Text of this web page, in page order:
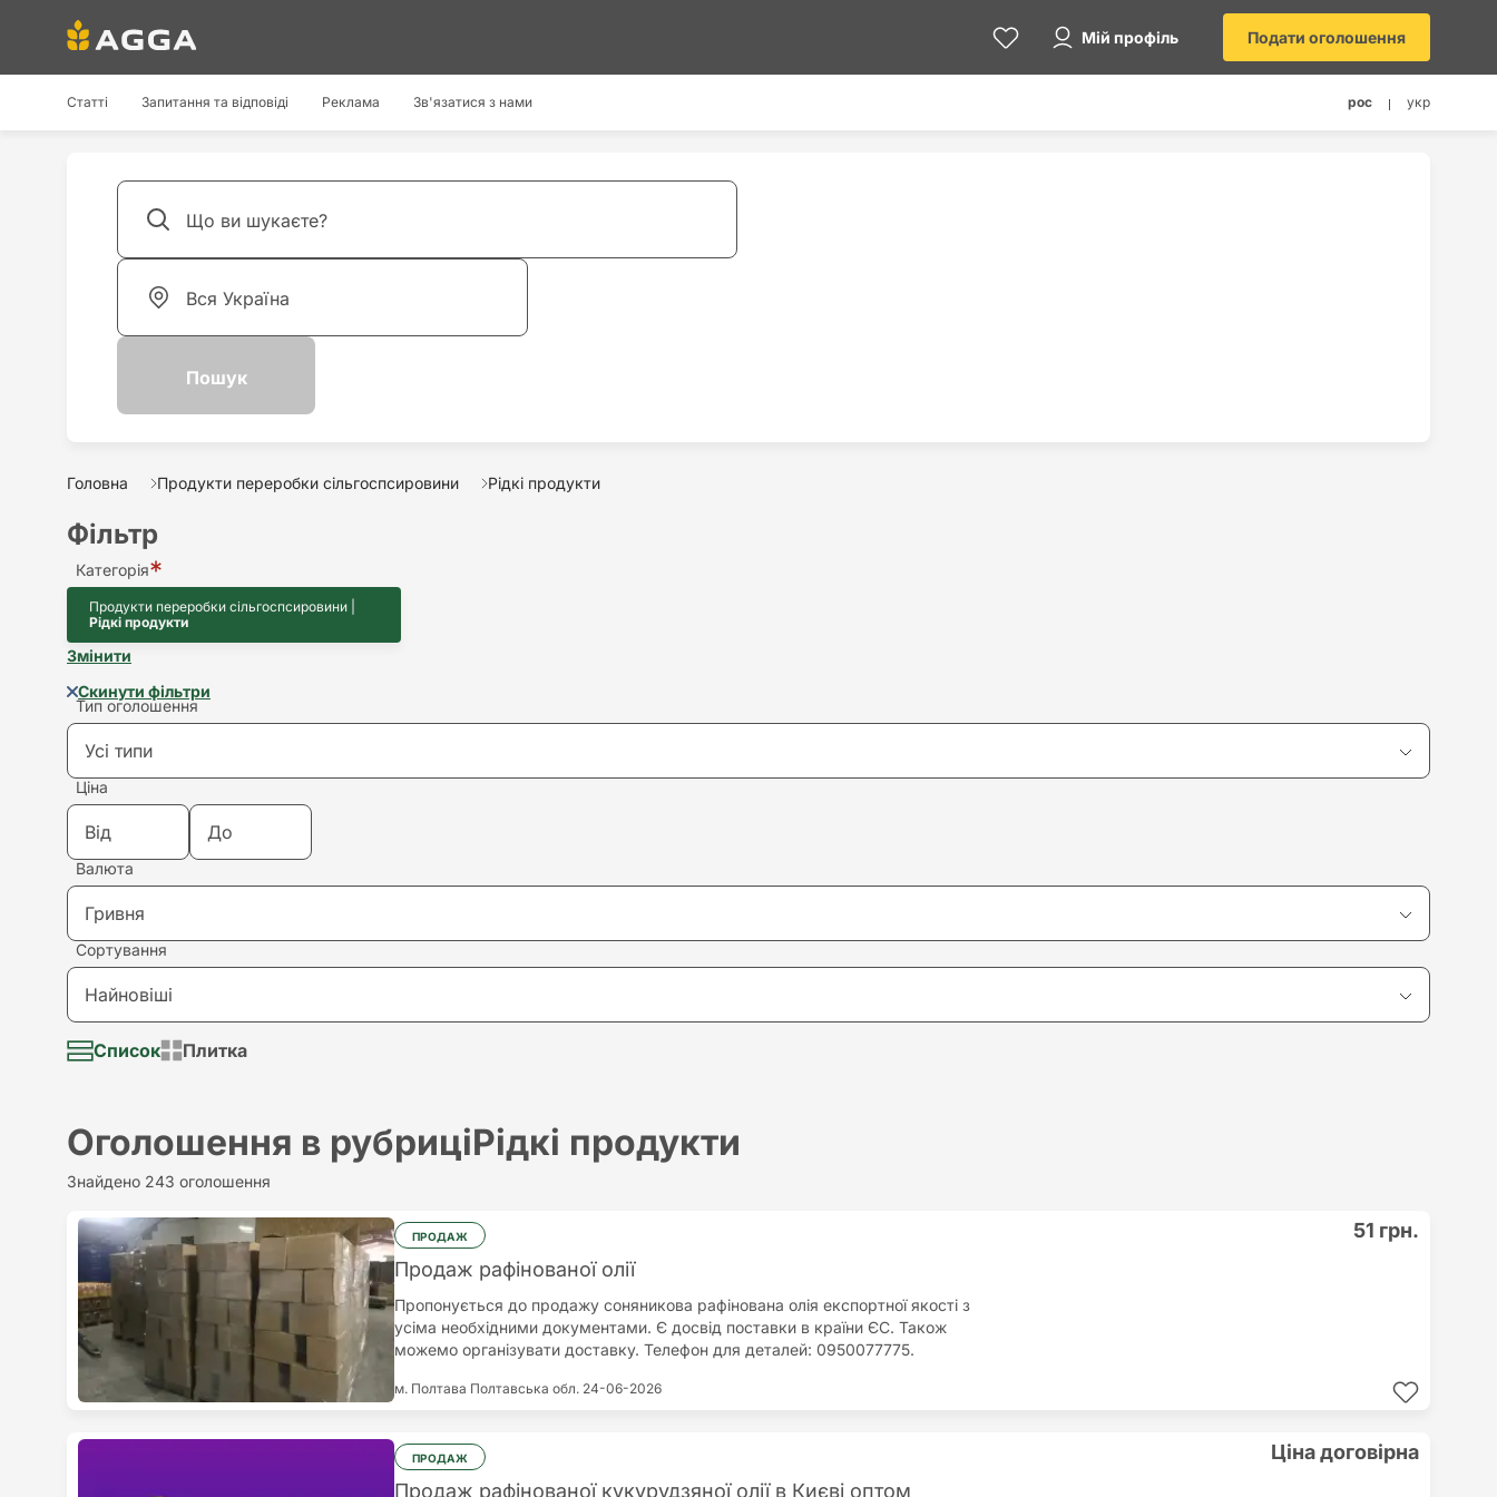
Мій профіль Подати оголошення
Статті Запитання та відповіді Реклама Зв'язатися з нами рос укр
Головна Продукти переробки сільгоспсировини Рідкі продукти
Фільтр
Категорія
Рідкі продукти
Змінити
Скинути фільтри
Тип оголошення
Усі типи
Купівля
Продаж
Здам в оренду
Візьму в аренду
Потрібна послуга
Ціна
Валюта
Гривня
Сортування
Найновіші
Найновіші
Найдорожчий
Найдешевший
Список Плитка
Оголошення в рубриціРідкі продукти
Знайдено 243 оголошення
ПРОДАЖ
Продаж рафінованої олії
Пропонується до продажу соняникова рафінована олія експортної якості з
усіма необхідними документами. Є досвід поставки в країни ЄС. Також
можемо організувати доставку. Телефон для деталей: 0950077775.
м. Полтава Полтавська обл. 24-06-2026
51 грн.
ПРОДАЖ
Продаж рафінованої кукурудзяної олії в Києві оптом
Ціна договірна